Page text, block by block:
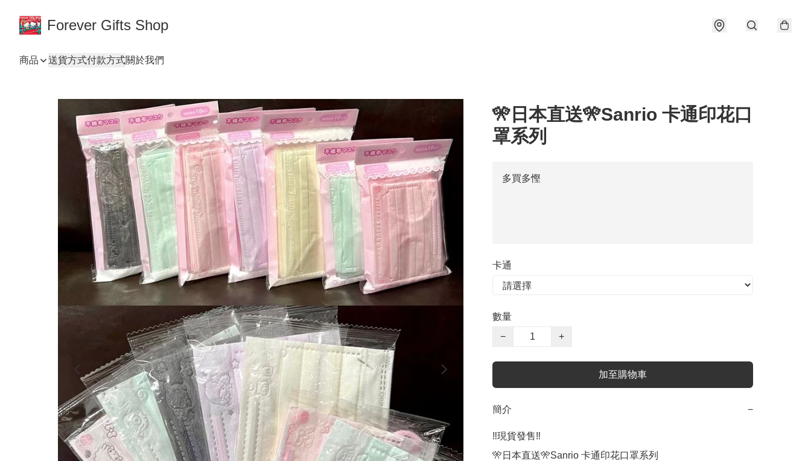
Forever Gifts Shop
商品 送貨方式付款方式關於我們
🎌日本直送🎌Sanrio 卡通印花口
罩系列
多買多慳
卡通
數量
−
+
加至購物車
簡介 −
‼️現貨發售‼️
🎌日本直送🎌Sanrio 卡通印花口罩系列